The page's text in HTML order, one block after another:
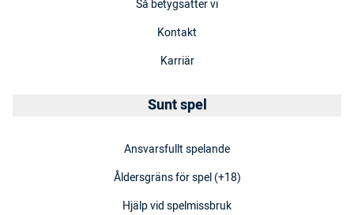
Så betygsätter vi
Kontakt
Karriär
Sunt spel
Ansvarsfullt spelande
Åldersgräns för spel (+18)
Hjälp vid spelmissbruk